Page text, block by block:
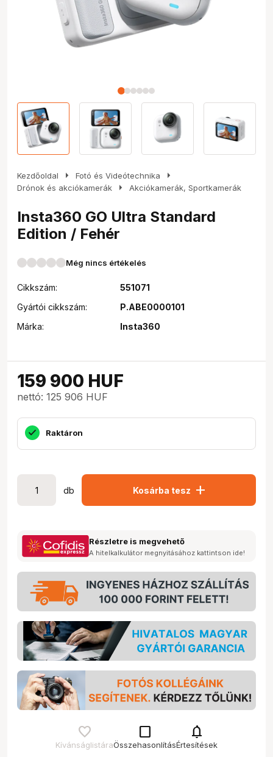
Kezdőoldal arrow_right Fotó és Videótechnika arrow_right
Drónok és akciókamerák arrow_right Akciókamerák, Sportkamerák
Insta360 GO Ultra Standard
Edition / Fehér
Még nincs értékelés
Cikkszám:
551071
Gyártói cikkszám:
P.ABE0000101
Márka:
Insta360
159 900 HUF
nettó: 125 906 HUF
Raktáron
db Kosárba tesz add
Részletre is megvehető
A hitelkalkulátor megnyitásához kattintson ide!
Kívánságlistára
check_box_outline_blank
Összehasonlítás
notifications
Értesítések